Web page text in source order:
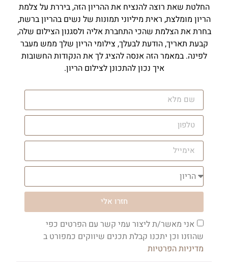
החלטת שאת רוצה להנציח את ההריון הזה, ביררת על צלמת
הריון מומלצת, ראית מיליוני תמונות של נשים בהריון ברשת,
בחרת את הצלמת שהכי התחברת אליה ולסגנון הצילום שלה,
קבעת תאריך, הודעת לבעלך, צילומי הריון שלך ממש מעבר
לפינה. במאמר הזה אנסה להציג לך את הנקודות החשובות
איך נכון להתכונן לצילום הריון.
אני מאשר/ת ליצור עמי קשר עם הפרטים כפי
שהוזנו וכן יתכנו קבלת תכנים שיווקים כמפורט ב
מדיניות הפרטיות
חזרו אלי